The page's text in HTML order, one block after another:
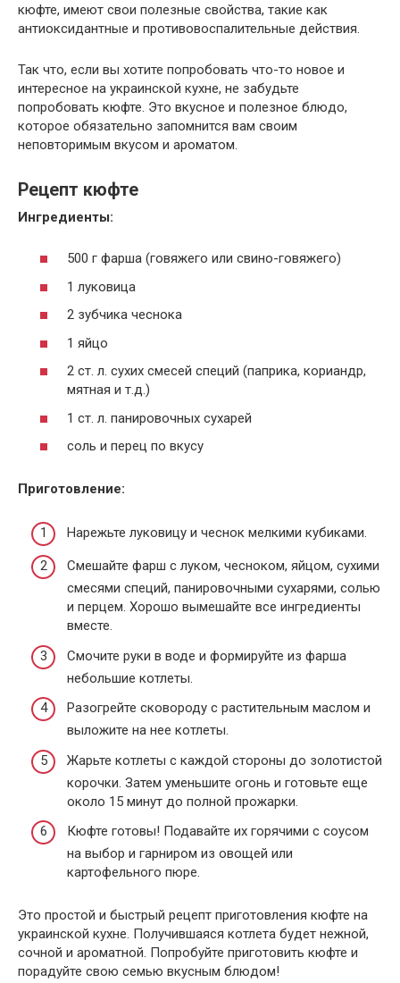
кюфте, имеют свои полезные свойства, такие как
антиоксидантные и противовоспалительные действия.
Так что, если вы хотите попробовать что-то новое и
интересное на украинской кухне, не забудьте
попробовать кюфте. Это вкусное и полезное блюдо,
которое обязательно запомнится вам своим
неповторимым вкусом и ароматом.
Рецепт кюфте
Ингредиенты:
500 г фарша (говяжего или свино-говяжего)
1 луковица
2 зубчика чеснока
1 яйцо
2 ст. л. сухих смесей специй (паприка, кориандр,
мятная и т.д.)
1 ст. л. панировочных сухарей
соль и перец по вкусу
Приготовление:
Нарежьте луковицу и чеснок мелкими кубиками.
Смешайте фарш с луком, чесноком, яйцом, сухими
смесями специй, панировочными сухарями, солью
и перцем. Хорошо вымешайте все ингредиенты
вместе.
Смочите руки в воде и формируйте из фарша
небольшие котлеты.
Разогрейте сковороду с растительным маслом и
выложите на нее котлеты.
Жарьте котлеты с каждой стороны до золотистой
корочки. Затем уменьшите огонь и готовьте еще
около 15 минут до полной прожарки.
Кюфте готовы! Подавайте их горячими с соусом
на выбор и гарниром из овощей или
картофельного пюре.
Это простой и быстрый рецепт приготовления кюфте на
украинской кухне. Получившаяся котлета будет нежной,
сочной и ароматной. Попробуйте приготовить кюфте и
порадуйте свою семью вкусным блюдом!